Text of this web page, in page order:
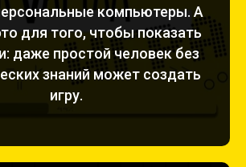
компьютеры. А
для того, чтобы показать
даже простой человек без
знаний может создать
игру.